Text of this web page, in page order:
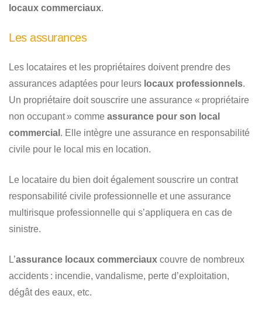
locaux commerciaux.
Les assurances
Les locataires et les propriétaires doivent prendre des
assurances adaptées pour leurs locaux professionnels.
Un propriétaire doit souscrire une assurance « propriétaire
non occupant » comme assurance pour son local
commercial . Elle intègre une assurance en responsabilité
civile pour le local mis en location.
Le locataire du bien doit également souscrire un contrat
responsabilité civile professionnelle et une assurance
multirisque professionnelle qui s’appliquera en cas de
sinistre.
L’assurance locaux commerciaux couvre de nombreux
accidents : incendie, vandalisme, perte d’exploitation,
dégât des eaux, etc.